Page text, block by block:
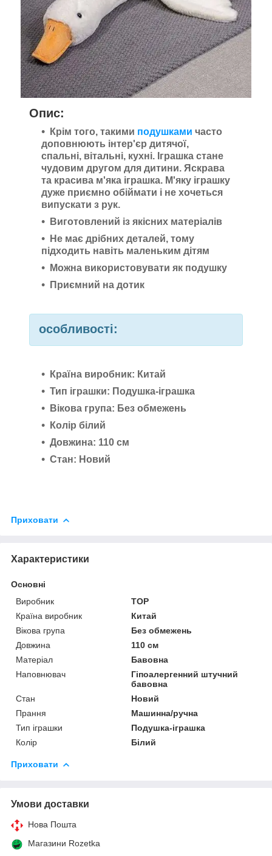
Опис:
Крім того, такими подушками часто
доповнюють інтер'єр дитячої,
спальні, вітальні, кухні. Іграшка стане
чудовим другом для дитини. Яскрава
та красива м'яка іграшка. М'яку іграшку
дуже приємно обіймати і не хочеться
випускати з рук.
Виготовлений із якісних матеріалів
Не має дрібних деталей, тому
підходить навіть маленьким дітям
Можна використовувати як подушку
Приємний на дотик
особливості:
Країна виробник: Китай
Тип іграшки: Подушка-іграшка
Вікова група: Без обмежень
Колір білий
Довжина: 110 см
Стан: Новий
Приховати
Характеристики
Основні
Виробник
TOP
Країна виробник
Китай
Вікова група
Без обмежень
Довжина
110 см
Матеріал
Бавовна
Наповнювач
Гіпоалергенний штучний
бавовна
Стан
Новий
Прання
Машинна/ручна
Тип іграшки
Подушка-іграшка
Колір
Білий
Приховати
Умови доставки
Нова Пошта
Магазини Rozetka